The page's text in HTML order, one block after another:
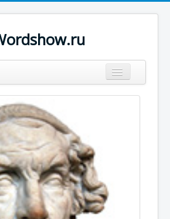
цитаты